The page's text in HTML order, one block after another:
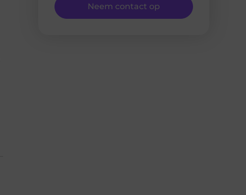
Neem contact op